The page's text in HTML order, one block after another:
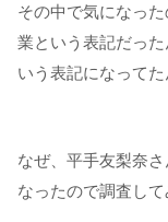
その中で気になっ
業という表記だっ
いう表記になってた
なぜ、平手友梨奈
なったので調査して